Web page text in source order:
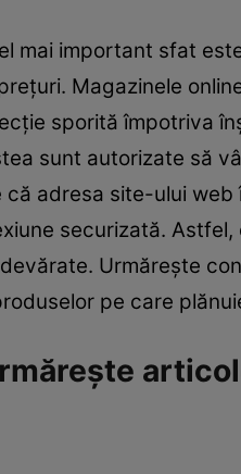
mai important sfat
Magazinele
sporită împotriva
sunt autorizate să
adresa site-ului
securizată.
Urmărește
pe care